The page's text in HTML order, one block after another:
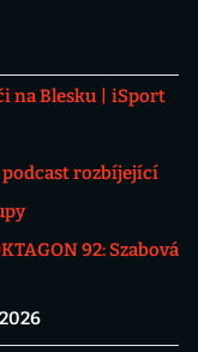
na Blesku
iSport
rozbíjející
92: Szabová